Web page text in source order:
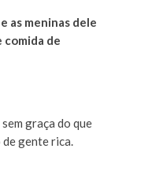
as meninas dele
comida de
graça do que
de gente rica.